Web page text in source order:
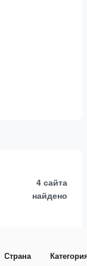
4 сайта
найдено
Страна